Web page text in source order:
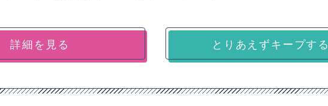
詳細を見る とりあえずキープする